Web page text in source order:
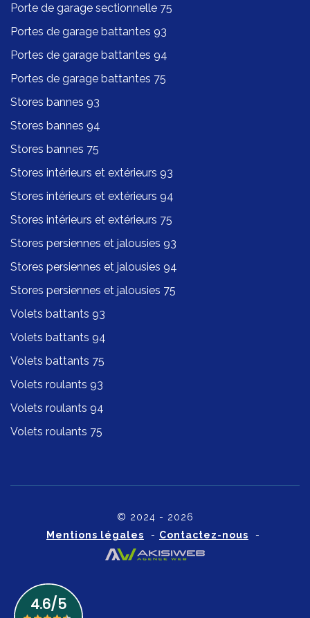
Porte de garage sectionnelle 75
Portes de garage battantes 93
Portes de garage battantes 94
Portes de garage battantes 75
Stores bannes 93
Stores bannes 94
Stores bannes 75
Stores intérieurs et extérieurs 93
Stores intérieurs et extérieurs 94
Stores intérieurs et extérieurs 75
Stores persiennes et jalousies 93
Stores persiennes et jalousies 94
Stores persiennes et jalousies 75
Volets battants 93
Volets battants 94
Volets battants 75
Volets roulants 93
Volets roulants 94
Volets roulants 75
© 2024 - 2026
Mentions légales - Contactez-nous -